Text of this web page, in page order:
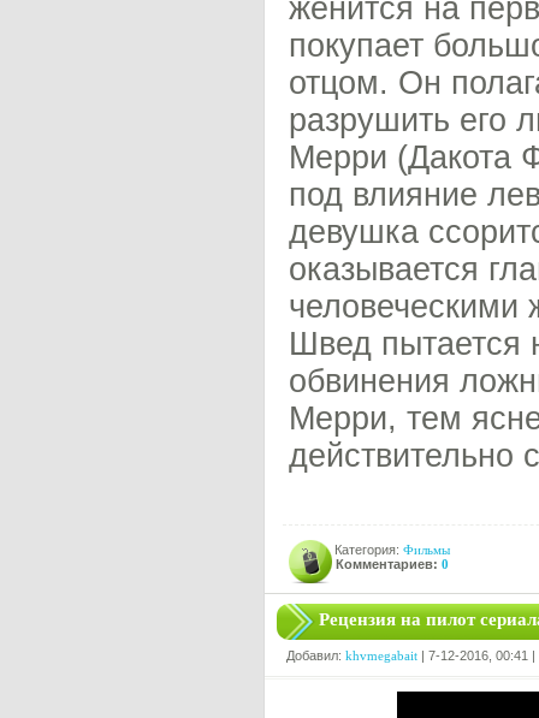
женится на
покупает
отцом. Он
разрушить его
Мерри (Дакота
под влияние
девушка
оказывается
человеческими
Швед пытается
обвинения
Мерри, тем
действительно
Категория: Фильмы
Комментариев: 0
Рецензия на пилот
Добавил: khvmegabait | 7-12-2016, 00:41